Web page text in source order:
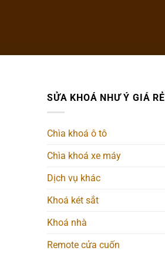
SỬA KHOÁ NHƯ Ý GIÁ RẺ
Chìa khoá ô tô
Chìa khoá xe máy
Dịch vụ khác
Khoá két sắt
Khoá nhà
Remote cửa cuốn